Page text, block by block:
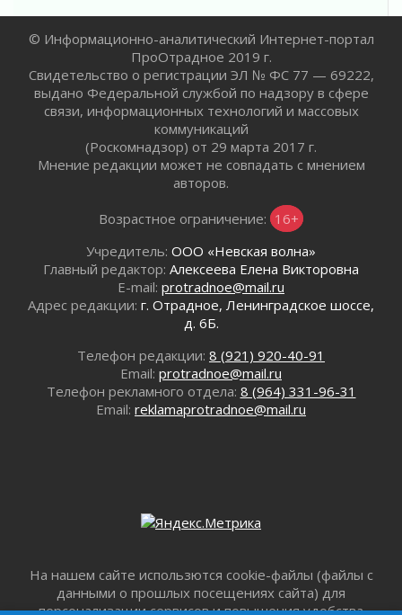
02 августа 2026
Жителям Ленобласти напомнили, как
действовать при укусе клеща
02 августа 2026
В Ивангороде назвали новых почетных
граждан Ленинградской области
Готовность №1
Километровые столбы «Дороги жизни»
отправили на реставрацию
Ленобласть внедрила передовую подготовку
операторов БПЛА
02 августа 2026
В Ивангороде появилась «Избушка-
02 августа 2026
Юхла, мука, кантеле и Водяной
01 августа 2026
Лето без гаджетов
Болезнь девственниц и вампиров
01 августа 2026
© Информационно-аналитический Интернет-портал
ПроОтрадное 2019 г.
Свидетельство о регистрации ЭЛ № ФС 77 — 69222,
выдано Федеральной службой по надзору в сфере
связи, информационных технологий и массовых
коммуникаций
(Роскомнадзор) от 29 марта 2017 г.
Мнение редакции может не совпадать с мнением
авторов.
Возрастное ограничение: 16+
Учредитель: ООО «Невская волна»
Главный редактор: Алексеева Елена Викторовна
E-mail: protradnoe@mail.ru
Адрес редакции: г. Отрадное, Ленинградское шоссе,
д. 6Б.
Телефон редакции: 8 (921) 920-40-91
Email: protradnoe@mail.ru
Телефон рекламного отдела: 8 (964) 331-96-31
Email: reklamaprotradnoe@mail.ru
На нашем сайте использются cookie-файлы (файлы с
данными о прошлых посещениях сайта) для
персонализации сервисов и повышения удобства